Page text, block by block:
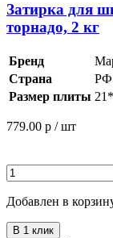
Затирка для
торнадо, 2 кг
Бренд
Страна
РФ
Размер плиты
779.00 р / шт
Добавлен в
В 1 клик